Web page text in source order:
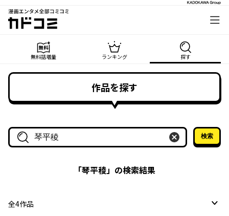
漫画エンタメ全部コミコミ
カドコミ
無料話増量 ランキング 探す
作品を探す
作品名・作家名で探す
検索
「琴平稜」の検索結果
全4作品